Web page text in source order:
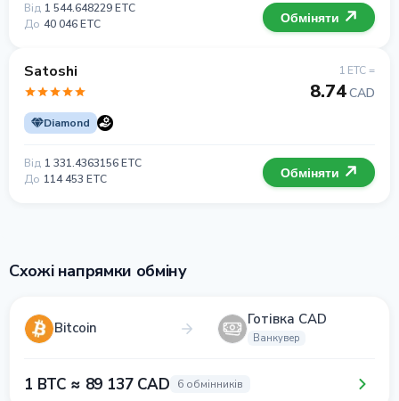
Від 1 544.648229 ETC
До 40 046 ETC Обміняти
Satoshi
Diamond
1 ETC =
8.74CAD
Від 1 331.4363156 ETC
До 114 453 ETC Обміняти
Схожі напрямки обміну
Bitcoin Готівка CAD
Ванкувер
1 BTC ≈ 89 137 CAD 6 обмінників